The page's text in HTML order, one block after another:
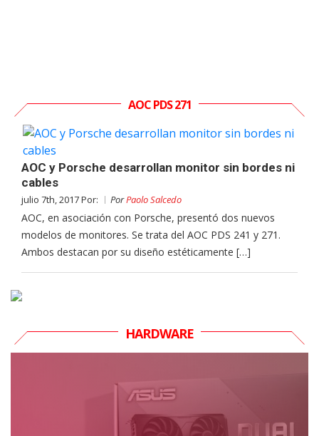
AOC PDS 271
AOC y Porsche desarrollan monitor sin bordes ni
cables
julio 7th, 2017 Por: PorPaolo Salcedo
AOC, en asociación con Porsche, presentó dos nuevos
modelos de monitores. Se trata del AOC PDS 241 y 271.
Ambos destacan por su diseño estéticamente […]
HARDWARE